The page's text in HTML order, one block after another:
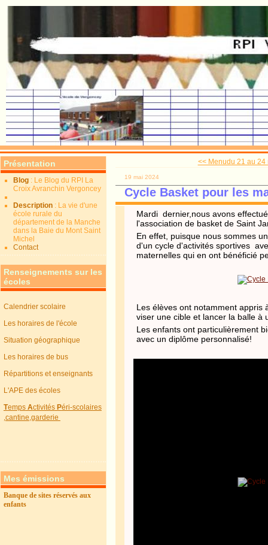
Présentation
Blog : Le Blog du RPI La
Croix Avranchin Vergoncey
Description : La vie d'une
école rurale du
département de la Manche
dans la Baie du Mont Saint
Michel
Contact
Renseignements sur les
écoles
Calendrier scolaire
Les horaires de l'école
Situation géographique
Les horaires de bus
Répartitions et enseignants
L'APE des écoles
TempsActivitésPéri-scolaires
,cantine,garderie
Mes émissions
Banque de sites réservés aux
enfants
<< Menudu 21 au 24
19 mai 2024
Cycle Basket pour les
Mardi dernier,nous avons
l'association de basket de Saint
En effet, puisque nous sommes
d'un cycle d'activités sportives
maternelles qui en ont bénéficié
Les élèves ont notamment appris
viser une cible et lancer la balle à
Les enfants ont particulièrement
avec un diplôme personnalisé!